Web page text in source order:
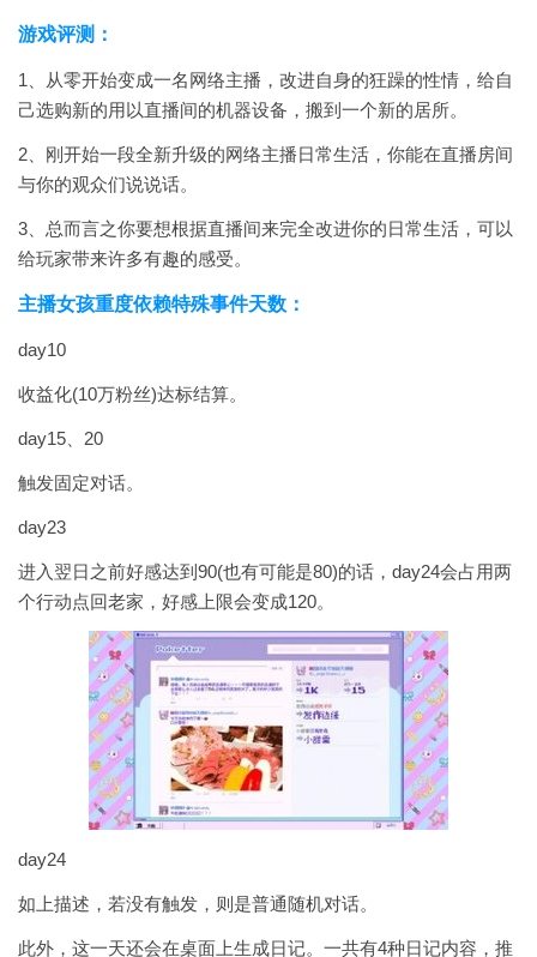
游戏评测：
1、从零开始变成一名网络主播，改进自身的狂躁的性情，给自
己选购新的用以直播间的机器设备，搬到一个新的居所。
2、刚开始一段全新升级的网络主播日常生活，你能在直播房间
与你的观众们说说话。
3、总而言之你要想根据直播间来完全改进你的日常生活，可以
给玩家带来许多有趣的感受。
主播女孩重度依赖特殊事件天数：
day10
收益化(10万粉丝)达标结算。
day15、20
触发固定对话。
day23
进入翌日之前好感达到90(也有可能是80)的话，day24会占用两
个行动点回老家，好感上限会变成120。
day24
如上描述，若没有触发，则是普通随机对话。
此外，这一天还会在桌面上生成日记。一共有4种日记内容，推